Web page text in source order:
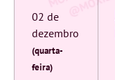
02 de
dezembro
(quarta-
feira)